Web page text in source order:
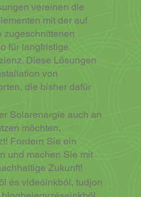
vereinen die
mit der auf
zugeschnittenen
für langfristige
Diese Lösungen
von
die bisher dafür
Solarenergie auch an
möchten,
Fordern Sie ein
und machen Sie mit
Zukunft!
és videóinkból, tudjon